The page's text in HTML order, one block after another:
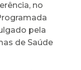
no
pela
de Saúde